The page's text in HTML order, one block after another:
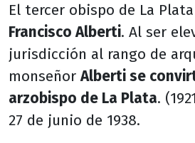
El tercer obispo de La
Francisco Alberti. Al ser
jurisdicción al rango de
monseñorAlberti se
arzobispo de La Plata.
27 de junio de 1938.